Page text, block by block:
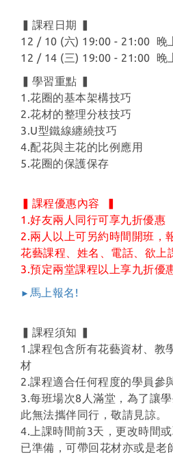
▍課程日期 ▍
12 / 10 (六) 19:00 - 21:00 晚
12 / 14 (三) 19:00 - 21:00 晚
▍學習重點 ▍
1.花圈的基本架構技巧
2.花材的整理分枝技巧
3.U型鐵線纏繞技巧
4.配花與主花的比例應用
5.花圈的保護保存
▍課程優惠內容 ▍
1.好友兩人同行可享九折優惠
2.兩人以上可另約時間開班，
花藝課程、姓名、電話、欲上
3.預定兩堂課程以上享九折優
► 馬上報名!
▍課程須知 ▍
1.課程包含所有花藝資材、教
材
2.課程適合任何程度的學員參
3.每班場次8人滿堂，為了讓
此無法攜伴同行，敬請見諒。
4.上課時間前3天，更改時間
已準備，可帶回花材亦或是老